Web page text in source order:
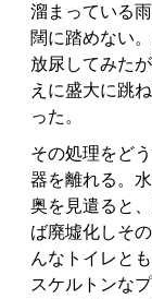
溜まっている
闊に踏めない
放尿してみた
えに盛大に跳
った。
その処理をど
器を離れる。
奥を見遣ると
ば廃墟化しそ
んなトイレと
スケルトンな